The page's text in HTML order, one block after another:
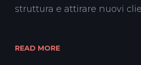
struttura e attirare nuovi
READ MORE